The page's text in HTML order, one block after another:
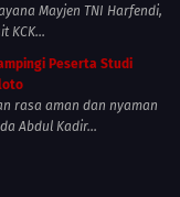
Mayjen TNI Harfendi,
KCK...
Peserta Studi
rasa aman dan nyaman
Abdul Kadir...